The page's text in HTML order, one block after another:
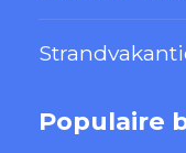
Populaire